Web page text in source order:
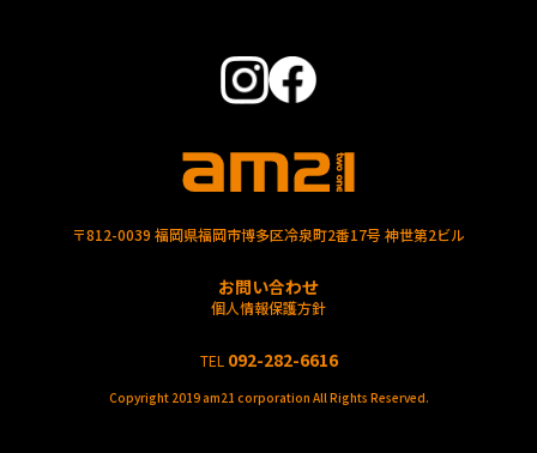
〒812-0039 福岡県福岡市博多区冷泉町2番17号 神世第2ビル
お問い合わせ
個人情報保護方針
TEL 092-282-6616
Copyright 2019 am21 corporation All Rights Reserved.